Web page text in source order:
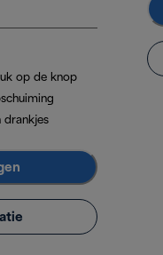
op de knop
drankjes